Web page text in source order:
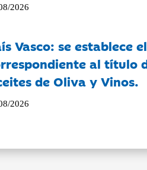
2026
Vasco: se establece
al título
de Oliva y Vinos.
2026